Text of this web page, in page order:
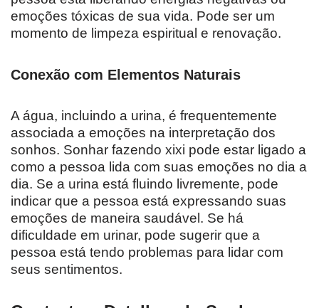
emoções tóxicas de sua vida. Pode ser um
momento de limpeza espiritual e renovação.
Conexão com Elementos Naturais
A água, incluindo a urina, é frequentemente
associada a emoções na interpretação dos
sonhos. Sonhar fazendo xixi pode estar ligado a
como a pessoa lida com suas emoções no dia a
dia. Se a urina está fluindo livremente, pode
indicar que a pessoa está expressando suas
emoções de maneira saudável. Se há
dificuldade em urinar, pode sugerir que a
pessoa está tendo problemas para lidar com
seus sentimentos.